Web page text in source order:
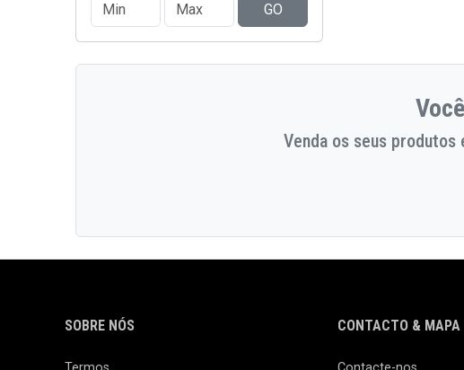
GO
Venda os seus
SOBRE NÓS CONTACTO & MAPA